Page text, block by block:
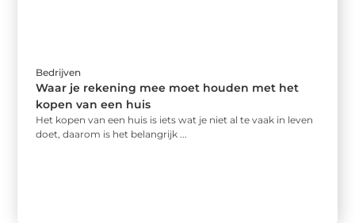
Bedrijven
Waar je rekening mee moet houden met het
kopen van een huis
Het kopen van een huis is iets wat je niet al te vaak in leven
doet, daarom is het belangrijk ...